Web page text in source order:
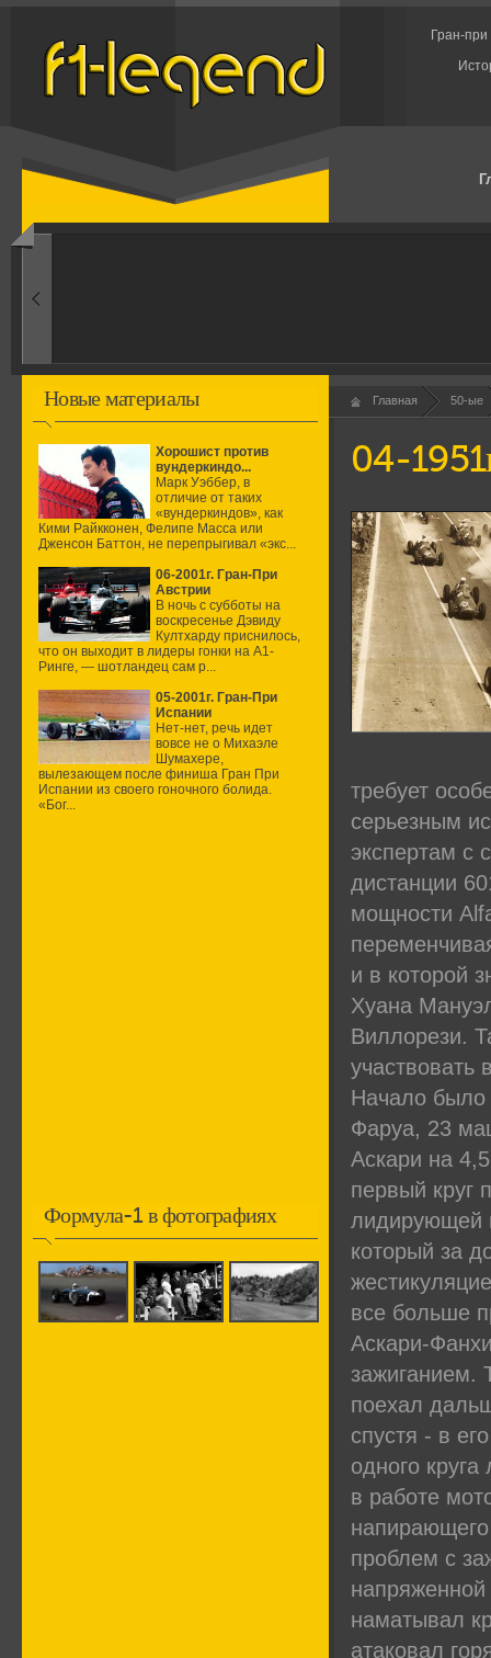
Гран-
Новые материалы
Хорошист против
вундеркиндо...
Марк Уэббер, в
отличие от таких
«вундеркиндов», как
Кими Райкконен, Фелипе Масса или
Дженсон Баттон, не перепрыгивал «экс...
06-2001г. Гран-При
Австрии
В ночь с субботы на
воскресенье Дэвиду
Култхарду приснилось,
что он выходит в лидеры гонки на А1-
Ринге, — шотландец сам р...
05-2001г. Гран-При
Испании
Нет-нет, речь идет
вовсе не о Михаэле
Шумахере,
вылезающем после финиша Гран При
Испании из своего гоночного болида.
«Бог...
Формула-1 в фотографиях
Главная 50-ые
04-
требует
серьезным
экспертам с
дистанции
мощности
и в которой
Хуана
Виллорези.
участвовать
Начало было
Фаруа, 23
Аскари на
первый круг
лидирующей
который за
все больше
Аскари-
зажиганием.
поехал
спустя - в
одного
в работе
проблем с
напряженной
наматывал
атаковал